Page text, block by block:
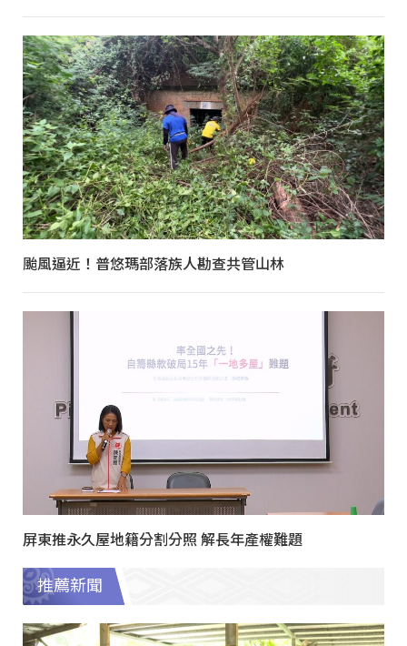
颱風逼近！普悠瑪部落族人勘查共管山林
屏東推永久屋地籍分割分照 解長年產權難題
推薦新聞